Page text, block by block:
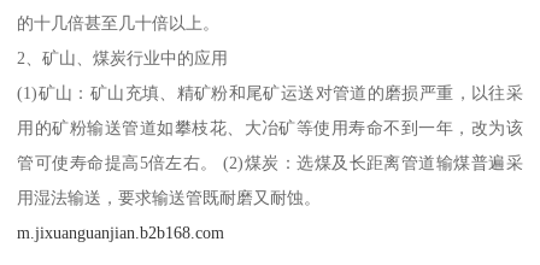
的十几倍甚至几十倍以上。
2、矿山、煤炭行业中的应用
(1)矿山：矿山充填、精矿粉和尾矿运送对管道的磨损严重，以往采
用的矿粉输送管道如攀枝花、大冶矿等使用寿命不到一年，改为该
管可使寿命提高5倍左右。 (2)煤炭：选煤及长距离管道输煤普遍采
用湿法输送，要求输送管既耐磨又耐蚀。
m.jixuanguanjian.b2b168.com